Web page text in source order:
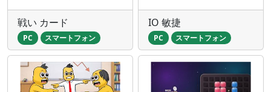
戦い カード
PC スマートフォン
IO 敏捷
PC スマートフォン